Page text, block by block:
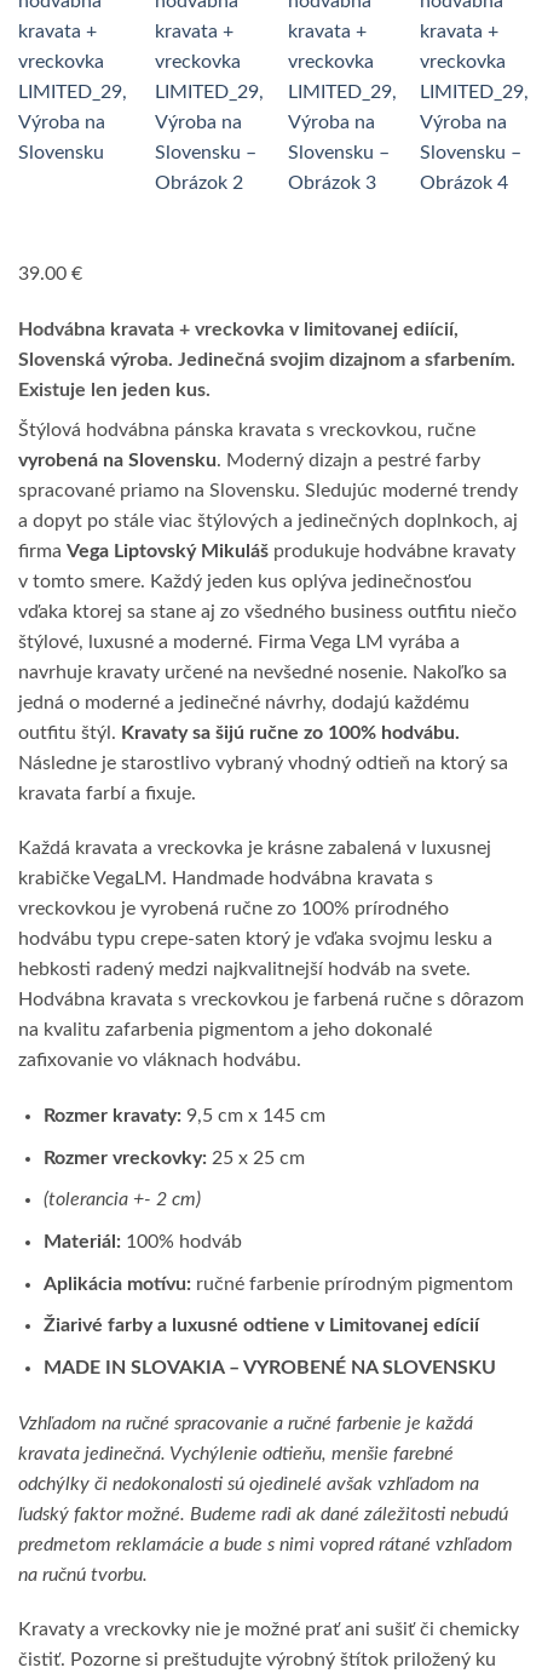
39.00 €
Hodvábna kravata + vreckovka v limitovanej ediícií,
Slovenská výroba. Jedinečná svojim dizajnom a sfarbením.
Existuje len jeden kus.
Štýlová hodvábna pánska kravata s vreckovkou, ručne
vyrobená na Slovensku. Moderný dizajn a pestré farby
spracované priamo na Slovensku. Sledujúc moderné trendy
a dopyt po stále viac štýlových a jedinečných doplnkoch, aj
firma Vega Liptovský Mikuláš produkuje hodvábne kravaty
v tomto smere. Každý jeden kus oplýva jedinečnosťou
vďaka ktorej sa stane aj zo všedného business outfitu niečo
štýlové, luxusné a moderné. Firma Vega LM vyrába a
navrhuje kravaty určené na nevšedné nosenie. Nakoľko sa
jedná o moderné a jedinečné návrhy, dodajú každému
outfitu štýl. Kravaty sa šijú ručne zo 100% hodvábu.
Následne je starostlivo vybraný vhodný odtieň na ktorý sa
kravata farbí a fixuje.
Každá kravata a vreckovka je krásne zabalená v luxusnej
krabičke VegaLM. Handmade hodvábna kravata s
vreckovkou je vyrobená ručne zo 100% prírodného
hodvábu typu crepe-saten ktorý je vďaka svojmu lesku a
hebkosti radený medzi najkvalitnejší hodváb na svete.
Hodvábna kravata s vreckovkou je farbená ručne s dôrazom
na kvalitu zafarbenia pigmentom a jeho dokonalé
zafixovanie vo vláknach hodvábu.
Rozmer kravaty:9,5 cm x 145 cm
Rozmer vreckovky:25 x 25 cm
(tolerancia +- 2 cm)
Materiál:100% hodváb
Aplikácia motívu:ručné farbenie prírodným pigmentom
Žiarivé farby a luxusné odtiene v Limitovanej edícií
MADE IN SLOVAKIA – VYROBENÉ NA SLOVENSKU
Vzhľadom na ručné spracovanie a ručné farbenie je každá
kravata jedinečná. Vychýlenie odtieňu, menšie farebné
odchýlky či nedokonalosti sú ojedinelé avšak vzhľadom na
ľudský faktor možné. Budeme radi ak dané záležitosti nebudú
predmetom reklamácie a bude s nimi vopred rátané vzhľadom
na ručnú tvorbu.
Kravaty a vreckovky nie je možné prať ani sušiť či chemicky
čistiť. Pozorne si preštudujte výrobný štítok priložený ku